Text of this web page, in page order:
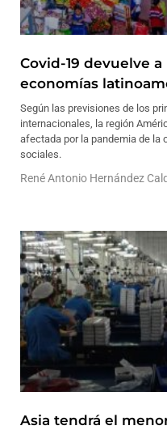
Covid-19 devuelve
economías
Según las previsiones de los
internacionales, la región
afectada por la pandemia de la
sociales.
René Antonio Hernández
Asia tendrá el